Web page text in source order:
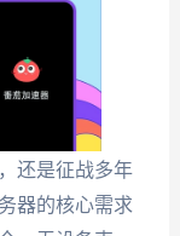
还是征战多年
器的核心需求